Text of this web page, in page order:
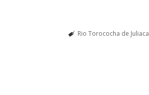
Rio Torococha de Juliaca